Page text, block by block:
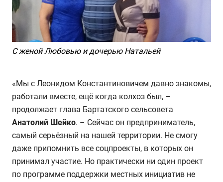
С женой Любовью и дочерью Натальей
«Мы с Леонидом Константиновичем давно знакомы,
работали вместе, ещё когда колхоз был, –
продолжает глава Бартатского сельсовета
Анатолий Шейко. – Сейчас он предприниматель,
самый серьёзный на нашей территории. Не смогу
даже припомнить все соцпроекты, в которых он
принимал участие. Но практически ни один проект
по программе поддержки местных инициатив не